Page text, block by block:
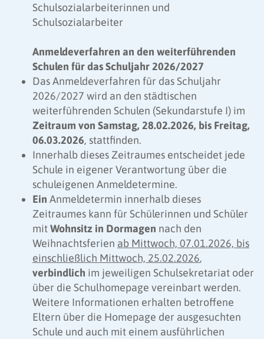
Schulsozialarbeiterinnen und
Schulsozialarbeiter
Anmeldeverfahren an den weiterführenden
Schulen für das Schuljahr 2026/2027
Das Anmeldeverfahren für das Schuljahr
2026/2027 wird an den städtischen
weiterführenden Schulen (Sekundarstufe I) im
Zeitraum von Samstag, 28.02.2026, bis Freitag,
06.03.2026, stattfinden.
Innerhalb dieses Zeitraumes entscheidet jede
Schule in eigener Verantwortung über die
schuleigenen Anmeldetermine.
Ein Anmeldetermin innerhalb dieses
Zeitraumes kann für Schülerinnen und Schüler
mitWohnsitz in Dormagen nach den
Weihnachtsferien ab Mittwoch, 07.01.2026, bis
einschließlich Mittwoch, 25.02.2026,
verbindlich im jeweiligen Schulsekretariat oder
über die Schulhomepage vereinbart werden.
Weitere Informationen erhalten betroffene
Eltern über die Homepage der ausgesuchten
Schule und auch mit einem ausführlichen